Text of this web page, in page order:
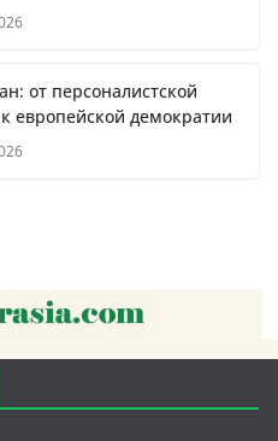
от персоналистской
европейской демократии